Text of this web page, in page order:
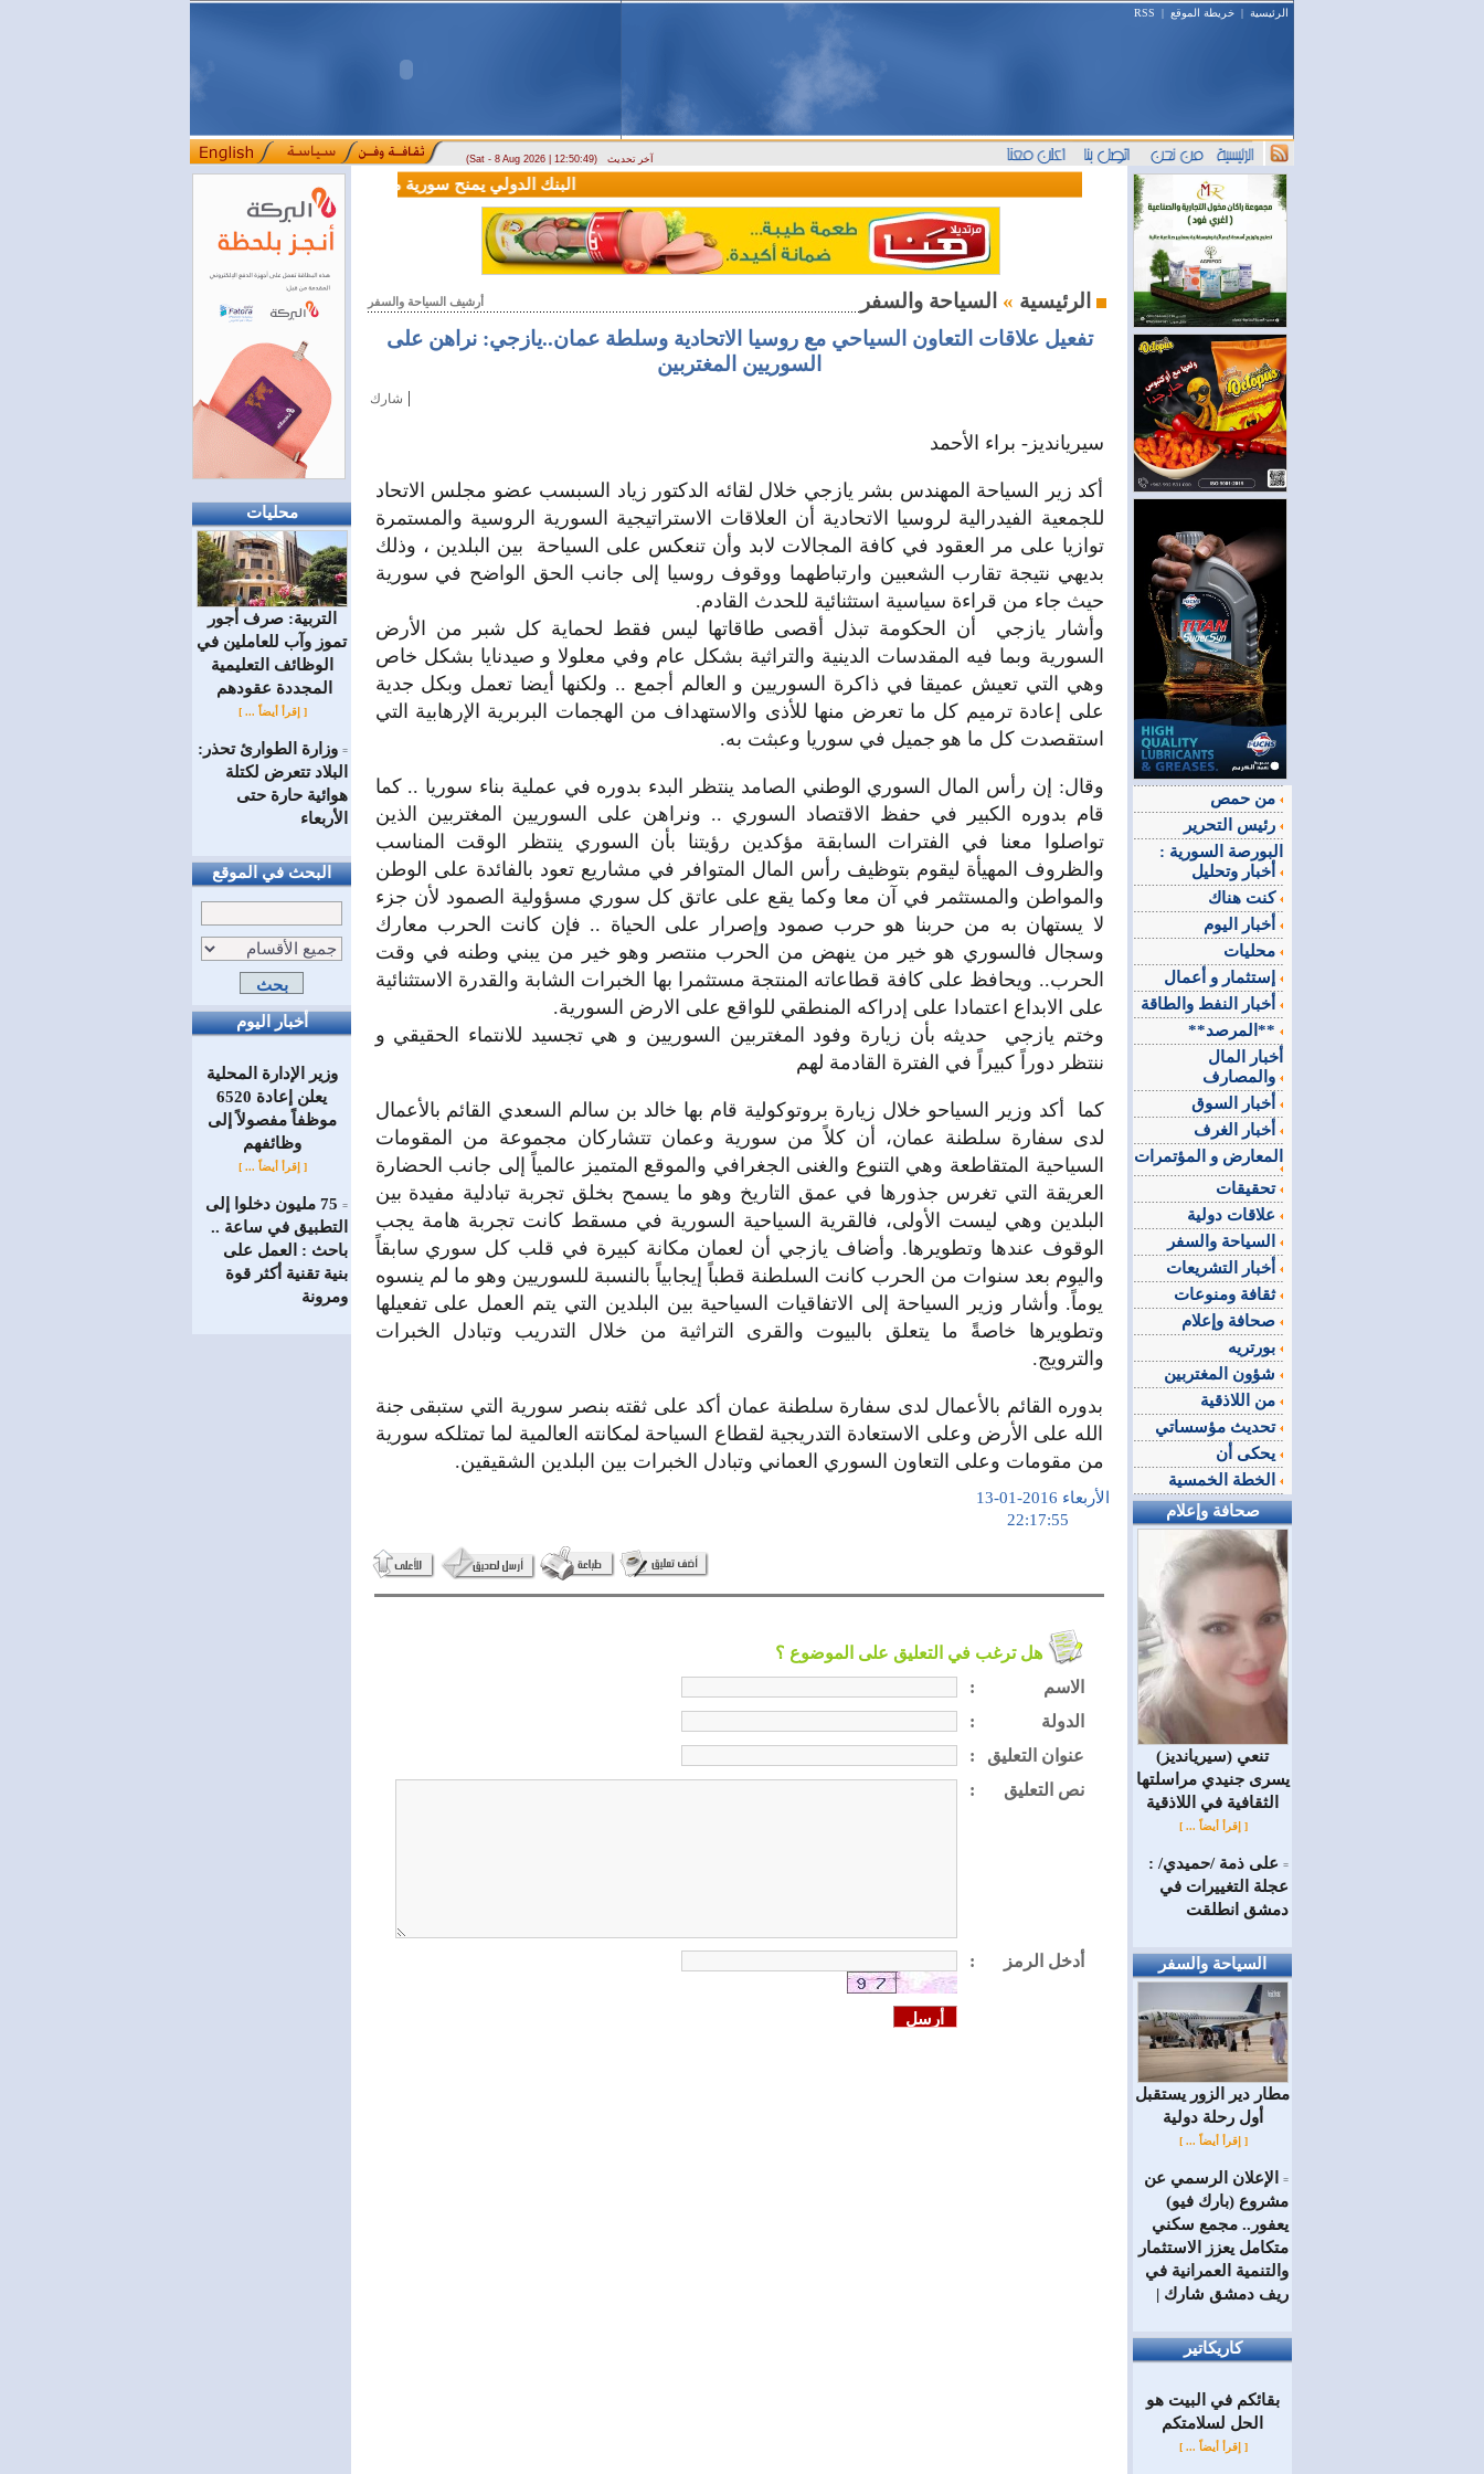
الرئيسية | خريطة الموقع |
RSS
(Sat - 8 Aug 2026 | 12:50:49) آخر تحديث
محليات
التربية: صرف أجور
تموز وآب للعاملين في
الوظائف ‏التعليمية
المجددة عقودهم ‏
[ إقرأ أيضاً ... ]
= وزارة الطوارئ تحذر:
البلاد تتعرض لكتلة
هوائية حارة حتى
الأربعاء
البحث في الموقع
أخبار اليوم
وزير الإدارة المحلية
يعلن إعادة 6520
موظفاً مفصولاً إلى
‏وظائفهم
[ إقرأ أيضاً ... ]
=
75 مليون دخلوا إلى
التطبيق في ساعة ..
باحث : العمل على
بنية تقنية أكثر قوة
ومرونة
البنك الدولي يمنح سورية منحة مالية بقيمة 100 مليون دولار لدعم إصلاحات القطاع المالي
أرشيف السياحة والسفر الرئيسية »
تفعيل علاقات التعاون السياحي مع روسيا الاتحادية وسلطة عمان..يازجي: نراهن على
السوريين المغتربين
شارك |
سيريانديز- براء الأحمد
أكد زير السياحة المهندس بشر يازجي خلال لقائه الدكتور زياد السبسب عضو مجلس الاتحاد
للجمعية الفيدرالية لروسيا الاتحادية أن العلاقات الاستراتيجية السورية الروسية والمستمرة
توازيا على مر العقود في كافة المجالات لابد وأن تنعكس على السياحة بين البلدين ، وذلك
بديهي نتيجة تقارب الشعبين وارتباطهما ووقوف روسيا إلى جانب الحق الواضح في سورية
حيث جاء من قراءة سياسية استثنائية للحدث القادم.
وأشار يازجي أن الحكومة تبذل أقصى طاقاتها ليس فقط لحماية كل شبر من الأرض
السورية وبما فيه المقدسات الدينية والتراثية بشكل عام وفي معلولا و صيدنايا بشكل خاص
وهي التي تعيش عميقا في ذاكرة السوريين و العالم أجمع .. ولكنها أيضا تعمل وبكل جدية
على إعادة ترميم كل ما تعرض منها للأذى والاستهداف من الهجمات البربرية الإرهابية التي
استقصدت كل ما هو جميل في سوريا وعبثت به.
وقال: إن رأس المال السوري الوطني الصامد ينتظر البدء بدوره في عملية بناء سوريا .. كما
قام بدوره الكبير في حفظ الاقتصاد السوري .. ونراهن على السوريين المغتربين الذين
تواصلوا معنا في الفترات السابقة مؤكدين رؤيتنا بأن السوري ينتظر الوقت المناسب
والظروف المهيأة ليقوم بتوظيف رأس المال المتوافر في مشاريع تعود بالفائدة على الوطن
والمواطن والمستثمر في آن معا وكما يقع على عاتق كل سوري مسؤولية الصمود لأن جزء
لا يستهان به من حربنا هو حرب صمود وإصرار على الحياة .. فإن كانت الحرب معارك
وسجال فالسوري هو خير من ينهض من الحرب منتصر وهو خير من يبني وطنه في وقت
الحرب.. ويحافظ على كافة قطاعاته المنتجة مستثمرا بها الخبرات الشابة والقدرة الاستثنائية
على الابداع اعتمادا على إدراكه المنطقي للواقع على الارض السورية.
وختم يازجي حديثه بأن زيارة وفود المغتربين السوريين و هي تجسيد للانتماء الحقيقي و
ننتظر دوراً كبيراً في الفترة القادمة لهم
كما أكد وزير السياحو خلال زيارة بروتوكولية قام بها خالد بن سالم السعدي القائم بالأعمال
لدى سفارة سلطنة عمان، أن كلاً من سورية وعمان تتشاركان مجموعة من المقومات
السياحية المتقاطعة وهي التنوع والغنى الجغرافي والموقع المتميز عالمياً إلى جانب الحضارة
العريقة التي تغرس جذورها في عمق التاريخ وهو ما يسمح بخلق تجربة تبادلية مفيدة بين
البلدين وهي ليست الأولى، فالقرية السياحية السورية في مسقط كانت تجربة هامة يجب
الوقوف عندها وتطويرها. وأضاف يازجي أن لعمان مكانة كبيرة في قلب كل سوري سابقاً
واليوم بعد سنوات من الحرب كانت السلطنة قطباً إيجابياً بالنسبة للسوريين وهو ما لم ينسوه
يوماً. وأشار وزير السياحة إلى الاتفاقيات السياحية بين البلدين التي يتم العمل على تفعيلها
وتطويرها خاصةً ما يتعلق بالبيوت والقرى التراثية من خلال التدريب وتبادل الخبرات
والترويج.
بدوره القائم بالأعمال لدى سفارة سلطنة عمان أكد على ثقته بنصر سورية التي ستبقى جنة
الله على الأرض وعلى الاستعادة التدريجية لقطاع السياحة لمكانته العالمية لما تمتلكه سورية
من مقومات وعلى التعاون السوري العماني وتبادل الخبرات بين البلدين الشقيقين.
الأربعاء 2016-01-13
هل ترغب في التعليق على الموضوع ؟
:
الاسم
:
الدولة
:
عنوان التعليق
:
نص التعليق
: أدخل الرمز
البورصة السورية :
كنت هناك
**المرصد**
أخبار المال
المعارض و المؤتمرات
تحقيقات
ثقافة ومنوعات
تحديث مؤسساتي
صحافة وإعلام
(سيريانديز) تنعي
يسرى جنيدي مراسلتها
الثقافية في اللاذقية
[ إقرأ أيضاً ... ]
= على ذمة /حميدي/ :
عجلة التغييرات في
دمشق انطلقت
السياحة والسفر
مطار دير الزور يستقبل
أول رحلة دولية
[ إقرأ أيضاً ... ]
=
الإعلان الرسمي عن
مشروع (بارك فيو)
يعفور.. مجمع سكني
متكامل يعزز الاستثمار
والتنمية العمرانية في
ريف دمشق شارك |
كاريكاتير
بقائكم في البيت هو
الحل لسلامتكم
[ إقرأ أيضاً ... ]